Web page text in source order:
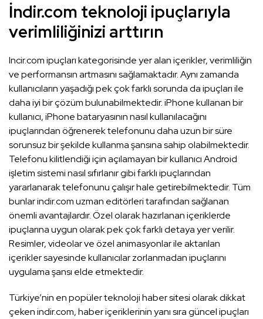
İndir.com teknoloji ipuçlarıyla
verimliliğinizi arttırın
Incir.com ipuçları kategorisinde yer alan içerikler, verimliliğin
ve performansın artmasını sağlamaktadır. Aynı zamanda
kullanıcıların yaşadığı pek çok farklı sorunda da ipuçları ile
daha iyi bir çözüm bulunabilmektedir. iPhone kullanan bir
kullanıcı, iPhone bataryasının nasıl kullanılacağını
ipuçlarından öğrenerek telefonunu daha uzun bir süre
sorunsuz bir şekilde kullanma şansına sahip olabilmektedir.
Telefonu kilitlendiği için açılamayan bir kullanıcı Android
işletim sistemi nasıl sıfırlanır gibi farklı ipuçlarından
yararlanarak telefonunu çalışır hale getirebilmektedir. Tüm
bunlar indir.com uzman editörleri tarafından sağlanan
önemli avantajlardır. Özel olarak hazırlanan içeriklerde
ipuçlarına uygun olarak pek çok farklı detaya yer verilir.
Resimler, videolar ve özel animasyonlar ile aktarılan
içerikler sayesinde kullanıcılar zorlanmadan ipuçlarını
uygulama şansı elde etmektedir.
Türkiye’nin en popüler teknoloji haber sitesi olarak dikkat
çeken indir.com, haber içeriklerinin yanı sıra güncel ipuçları